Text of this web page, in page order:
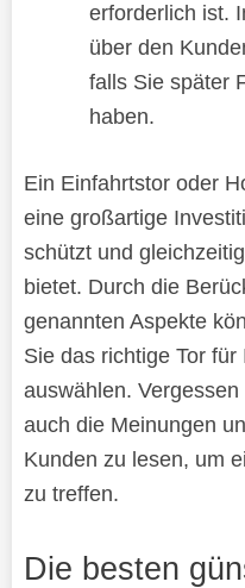
erforderlich ist.
über den
falls Sie später
haben.
Ein Einfahrtstor oder
eine großartige
schützt und
bietet. Durch die
genannten Aspekte
Sie das richtige Tor
auswählen.
auch die Meinungen
Kunden zu lesen, um
zu treffen.
Die besten